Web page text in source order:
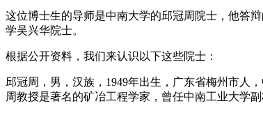
这位博士生的导师是中南大学的邱冠周院士，他答
学吴兴华院士。
根据公开资料，我们来认识以下这些院士：
邱冠周，男，汉族，1949年出生，广东省梅州市人
周教授是著名的矿冶工程学家，曾任中南工业大学